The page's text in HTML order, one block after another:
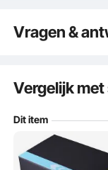
Hoge
Vragen &
Is het product
Vergelijk
Dit item